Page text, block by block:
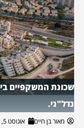
שכונת המשקפיים
נדל"ני.
מאור בן חיים אוגוסט 5, 2026